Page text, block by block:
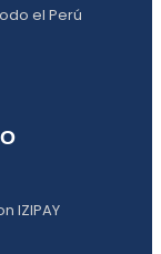
el Perú
IZIPAY